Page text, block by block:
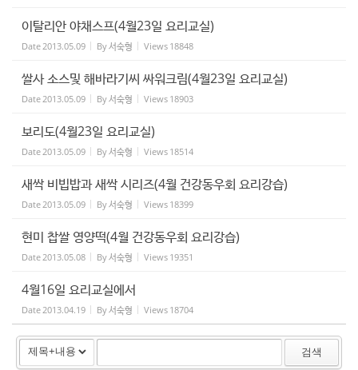
이탈리안 야채스프(4월23일 요리교실)
Date 2013.05.09 By서숙형 Views 18848
쌀사 소스및 해바라기씨 싸워크림(4월23일 요리교실)
Date 2013.05.09 By서숙형 Views 18903
보리도(4월23일 요리교실)
Date 2013.05.09 By서숙형 Views 18514
새싹 비빕밥과 새싹 시리즈(4월 건강동우회 요리강습)
Date 2013.05.09 By서숙형 Views 18399
현미 찹쌀 영양떡(4월 건강동우회 요리강습)
Date 2013.05.08 By서숙형 Views 19351
4월16일 요리교실에서
Date 2013.04.19 By서숙형 Views 18704
검색